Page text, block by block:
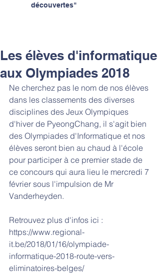
découvertes"
Les élèves d'informatique
aux Olympiades 2018
Ne cherchez pas le nom de nos élèves
dans les classements des diverses
disciplines des Jeux Olympiques
d'hiver de PyeongChang, il s'agit bien
des Olympiades d'Informatique et nos
élèves seront bien au chaud à l'école
pour participer à ce premier stade de
ce concours qui aura lieu le mercredi 7
février sous l'impulsion de Mr
Vanderheyden.
Retrouvez plus d'infos ici :
https://www.regional-
it.be/2018/01/16/olympiade-
informatique-2018-route-vers-
eliminatoires-belges/